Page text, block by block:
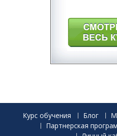
Курс обучения Блог
Партнерская